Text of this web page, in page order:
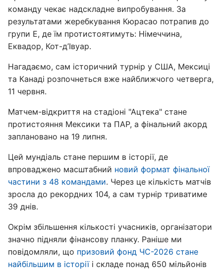
команду чекає надскладне випробування. За
результатами жеребкування Кюрасао потрапив до
групи Е, де їм протистоятимуть: Німеччина,
Еквадор, Кот-д’Івуар.
Нагадаємо, сам історичний турнір у США, Мексиці
та Канаді розпочнеться вже найближчого четверга,
11 червня.
Матчем-відкриття на стадіоні "Ацтека" стане
протистояння Мексики та ПАР, а фінальний акорд
заплановано на 19 липня.
Цей мундіаль стане першим в історії, де
впроваджено масштабний новий формат фінальної
частини з 48 командами. Через це кількість матчів
зросла до рекордних 104, а сам турнір триватиме
39 днів.
Окрім збільшення кількості учасників, організатори
значно підняли фінансову планку. Раніше ми
повідомляли, що призовий фонд ЧС-2026 стане
найбільшим в історіїі складе понад 650 мільйонів